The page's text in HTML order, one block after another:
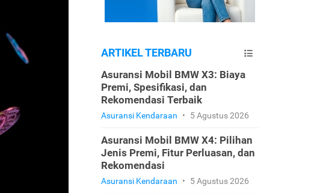
ARTIKEL TERBARU
Asuransi Mobil BMW X3: Biaya
Premi, Spesifikasi, dan
Rekomendasi Terbaik
Asuransi Kendaraan • 5 Agustus 2026
Asuransi Mobil BMW X4: Pilihan
Jenis Premi, Fitur Perluasan, dan
Rekomendasi
Asuransi Kendaraan • 5 Agustus 2026